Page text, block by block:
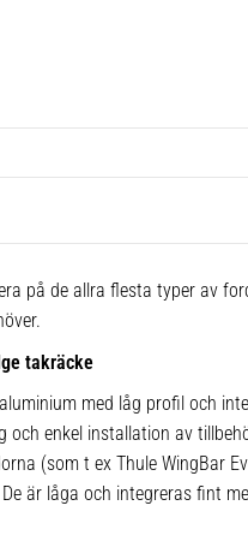
på de allra flesta typer av
takräcke
med låg profil och
enkel installation av
(som t ex Thule WingBar
är låga och integreras fint